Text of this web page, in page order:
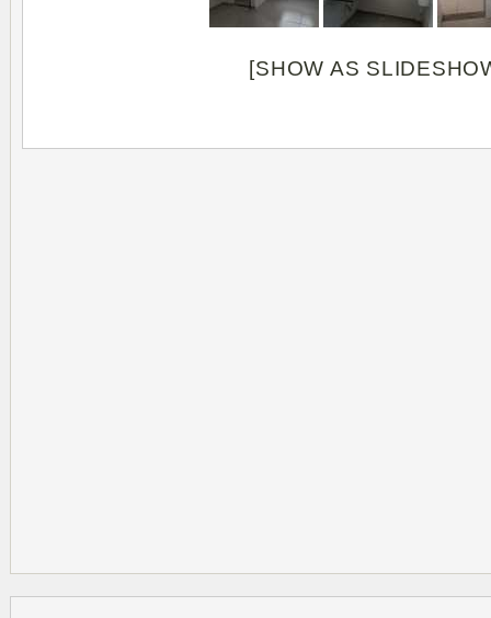
[SHOW AS